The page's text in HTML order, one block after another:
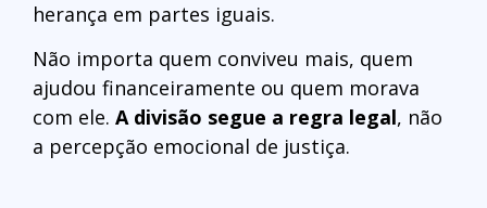
herança em partes iguais.
Não importa quem conviveu mais, quem
ajudou financeiramente ou quem morava
com ele. A divisão segue a regra legal, não
a percepção emocional de justiça.